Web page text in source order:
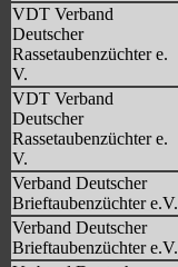
VDT Verband
Deutscher
Rassetaubenzüchter e.
V.
VDT Verband
Deutscher
Rassetaubenzüchter e.
V.
Verband Deutscher
Brieftaubenzüchter e.V.
Verband Deutscher
Brieftaubenzüchter e.V.